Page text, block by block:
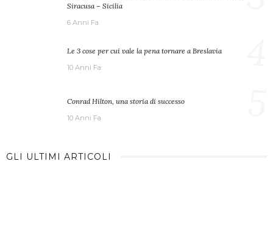
Siracusa – Sicilia
6 Anni Fa
Le 3 cose per cui vale la pena tornare a Breslavia
10 Anni Fa
Conrad Hilton, una storia di successo
10 Anni Fa
GLI ULTIMI ARTICOLI